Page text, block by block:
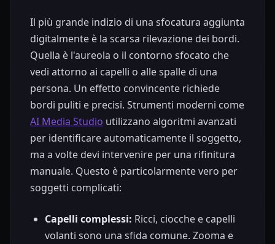
Il più grande indizio di una sfocatura aggiunta
digitalmente è la scarsa rilevazione dei bordi.
Quella è l'aureola o il contorno sfocato che
vedi attorno ai capelli o alle spalle di una
persona. Un effetto convincente richiede
bordi puliti e precisi. Strumenti moderni come
AI Media Studio utilizzano algoritmi avanzati
per identificare automaticamente il soggetto,
ma a volte devi intervenire per una rifinitura
manuale. Questo è particolarmente vero per
soggetti complicati:
Capelli complessi: Ricci, ciocche e capelli
volanti sono una sfida comune. Zooma e